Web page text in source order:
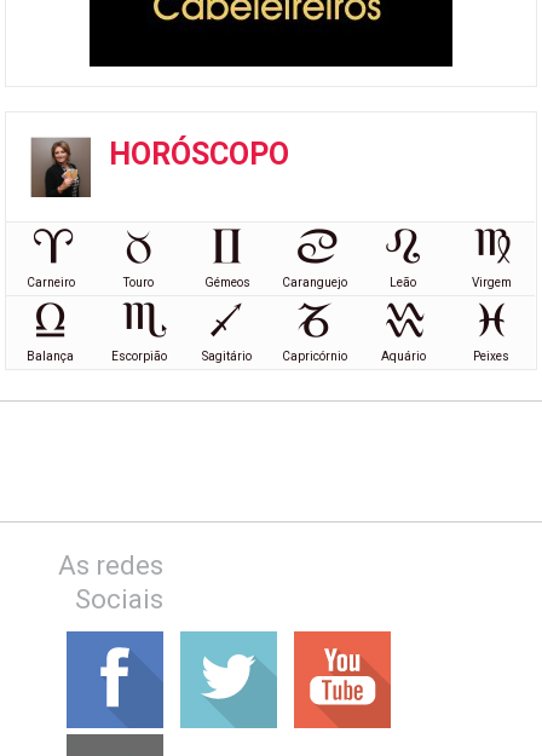
HORÓSCOPO
Carneiro Touro Gémeos Caranguejo Leão Virgem
Balança Escorpião Sagitário Capricórnio Aquário Peixes
As redes
Sociais